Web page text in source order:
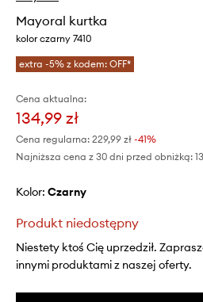
Mayoral kurtka
kolor czarny 7410
extra -5% z kodem: OFF*
Cena aktualna:
134,99 zł
Cena regularna: 229,99 zł -41%
Najniższa cena z 30 dni przed obniżką:
Kolor: czarny
Produkt niedostępny
Niestety ktoś Cię uprzedził.
innymi produktami z naszej oferty.